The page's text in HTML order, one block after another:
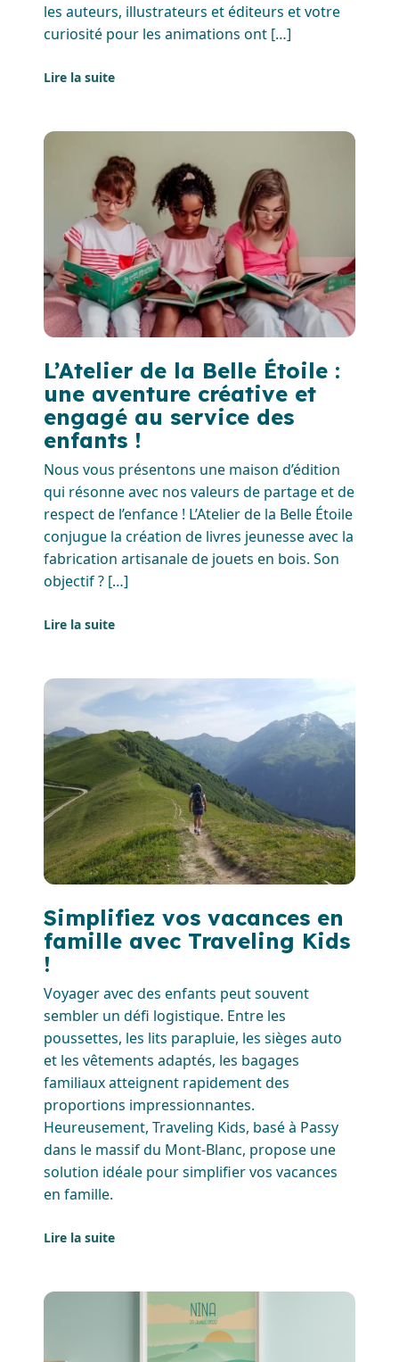
les auteurs, illustrateurs et éditeurs et votre
curiosité pour les animations ont […]
Lire la suite
L’Atelier de la Belle Étoile :
une aventure créative et
engagé au service des
enfants !
Nous vous présentons une maison d’édition
qui résonne avec nos valeurs de partage et de
respect de l’enfance ! L’Atelier de la Belle Étoile
conjugue la création de livres jeunesse avec la
fabrication artisanale de jouets en bois. Son
objectif ? […]
Lire la suite
Simplifiez vos vacances en
famille avec Traveling Kids
!
Voyager avec des enfants peut souvent
sembler un défi logistique. Entre les
poussettes, les lits parapluie, les sièges auto
et les vêtements adaptés, les bagages
familiaux atteignent rapidement des
proportions impressionnantes.
Heureusement, Traveling Kids, basé à Passy
dans le massif du Mont-Blanc, propose une
solution idéale pour simplifier vos vacances
en famille.
Lire la suite